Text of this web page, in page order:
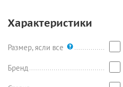
Характеристики
Размер, ясли все
Бренд